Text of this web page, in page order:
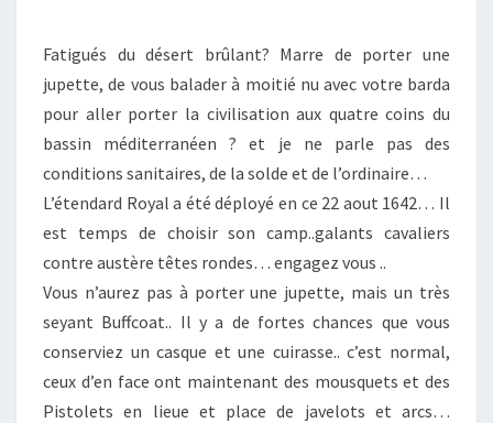
DE
SIMON
MILLER,
PAR
OSCAR
VICTOR
Fatigués du désert brûlant? Marre de porter une
jupette, de vous balader à moitié nu avec votre barda
pour aller porter la civilisation aux quatre coins du
bassin méditerranéen ? et je ne parle pas des
conditions sanitaires, de la solde et de l’ordinaire…
L’étendard Royal a été déployé en ce 22 aout 1642… Il
est temps de choisir son camp..galants cavaliers
contre austère têtes rondes… engagez vous ..
Vous n’aurez pas à porter une jupette, mais un très
seyant Buffcoat.. Il y a de fortes chances que vous
conserviez un casque et une cuirasse.. c’est normal,
ceux d’en face ont maintenant des mousquets et des
Pistolets en lieue et place de javelots et arcs…